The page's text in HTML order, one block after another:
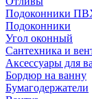
Подоконники
Подоконники
Угол оконный
Сантехника и
Аксессуары для
Бордюр на ванну
Бумагодержатели